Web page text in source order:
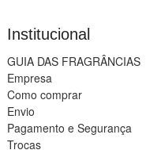
Institucional
GUIA DAS FRAGRÂNCIAS
Empresa
Como comprar
Envio
Pagamento e Segurança
Trocas